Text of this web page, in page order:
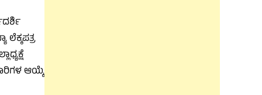
ಆಯ್ಕೆ